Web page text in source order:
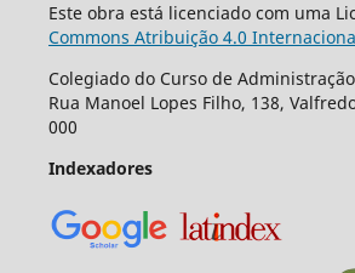
Este obra está licenciado com uma
Commons Atribuição 4.0
Colegiado do Curso de
Rua Manoel Lopes Filho, 138,
000
Indexadores